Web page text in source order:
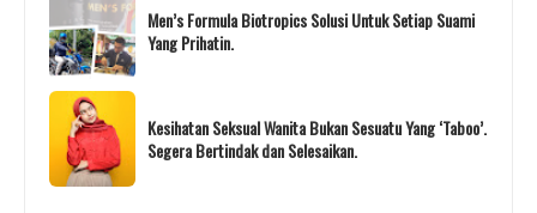
Men’s Formula Biotropics Solusi Untuk Setiap Suami
Yang Prihatin.
Kesihatan Seksual Wanita Bukan Sesuatu Yang ‘Taboo’.
Segera Bertindak dan Selesaikan.